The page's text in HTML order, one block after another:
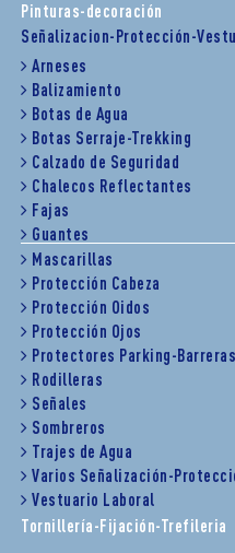
Pinturas-decoración
Señalizacion-Protección-
Arneses
Balizamiento
Botas de Agua
Botas Serraje-Trekking
Calzado de Seguridad
Chalecos Reflectantes
Fajas
Guantes
Mascarillas
Protección Cabeza
Protección Oidos
Protección Ojos
Protectores Parking-Barreras
Rodilleras
Señales
Sombreros
Trajes de Agua
Varios Señalización-
Vestuario Laboral
Tornillería-Fijación-Trefileria